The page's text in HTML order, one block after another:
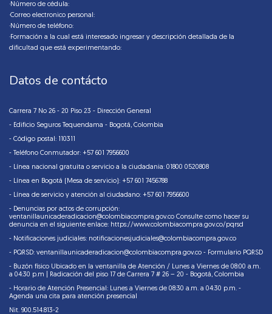
·Número de cédula:
·Correo electronico personal:
·Número de teléfono:
·Formación a la cual está interesado ingresar y descripción detallada de la
dificultad que está experimentando:
Datos de contácto
Carrera 7 No 26 - 20 Piso 23 - Dirección General
- Edificio Seguros Tequendama - Bogotá, Colombia
- Código postal: 110311
- Teléfono Conmutador: +57 601 7956600
- Línea nacional gratuita o servicio a la ciudadania: 01800 0520808
- Línea en Bogotá (Mesa de servicio): +57 601 7456788
- Línea de servicio y atención al ciudadano: +57 601 7956600
- Denuncias por actos de corrupción:
ventanillaunicaderadicacion@colombiacompra.gov.co Consulte como hacer su
denuncia en el siguiente enlace: https://www.colombiacompra.gov.co/pqrsd
- Notificaciones judiciales: notificacionesjudiciales@colombiacompra.gov.co
- PQRSD: ventanillaunicaderadicacion@colombiacompra.gov.co - Formulario PQRSD
- Buzón físico Ubicado en la ventanilla de Atención / Lunes a Viernes de 08:00 a.m.
a 04:30 p.m | Radicación del piso 17 de Carrera 7 # 26 – 20 - Bogotá, Colombia
- Horario de Atención Presencial: Lunes a Viernes de 08:30 a.m. a 04:30 p.m. -
Agenda una cita para atención presencial
Nit. 900.514.813-2